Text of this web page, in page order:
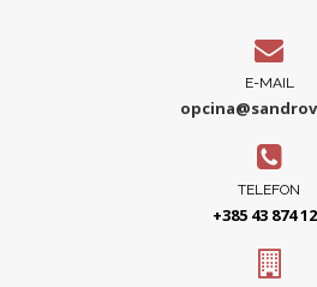
E-MAIL
TELEFON
+385 43 874